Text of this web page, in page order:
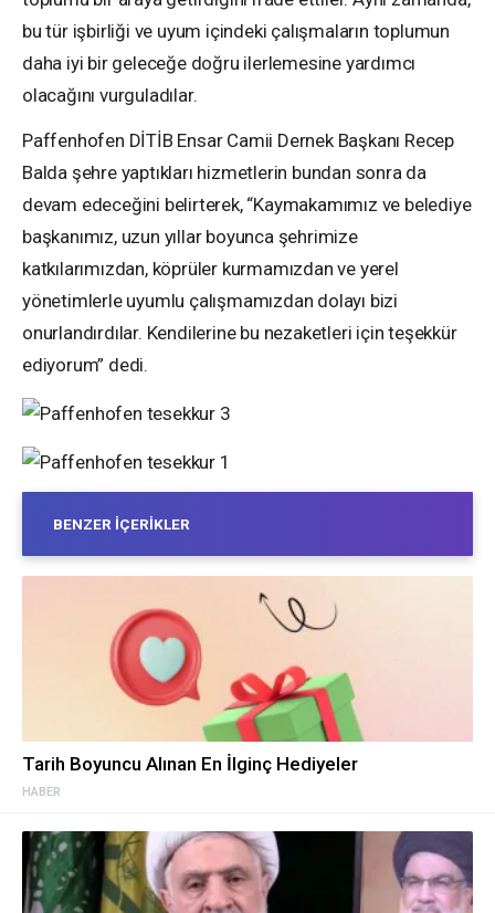
bu tür işbirliği ve uyum içindeki çalışmaların toplumun
daha iyi bir geleceğe doğru ilerlemesine yardımcı
olacağını vurguladılar.
Paffenhofen DİTİB Ensar Camii Dernek Başkanı Recep
Balda şehre yaptıkları hizmetlerin bundan sonra da
devam edeceğini belirterek, “Kaymakamımız ve belediye
başkanımız, uzun yıllar boyunca şehrimize
katkılarımızdan, köprüler kurmamızdan ve yerel
yönetimlerle uyumlu çalışmamızdan dolayı bizi
onurlandırdılar. Kendilerine bu nezaketleri için teşekkür
ediyorum” dedi.
BENZER İÇERIKLER
HABER
Tarih Boyuncu Alınan En İlginç Hediyeler